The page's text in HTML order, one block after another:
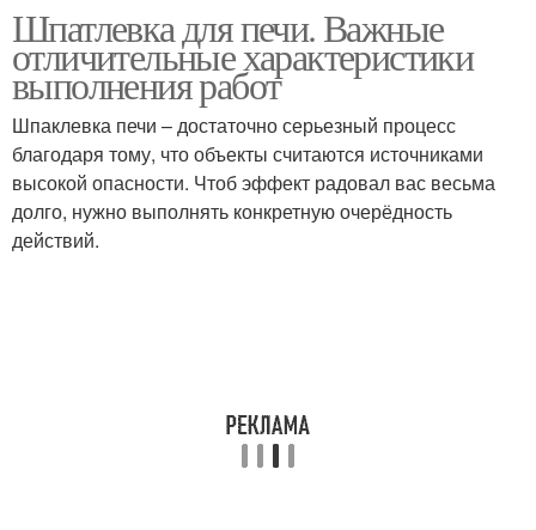
Шпатлевка для печи. Важные
отличительные характеристики
выполнения работ
Шпаклевка печи – достаточно серьезный процесс
благодаря тому, что объекты считаются источниками
высокой опасности. Чтоб эффект радовал вас весьма
долго, нужно выполнять конкретную очерёдность
действий.